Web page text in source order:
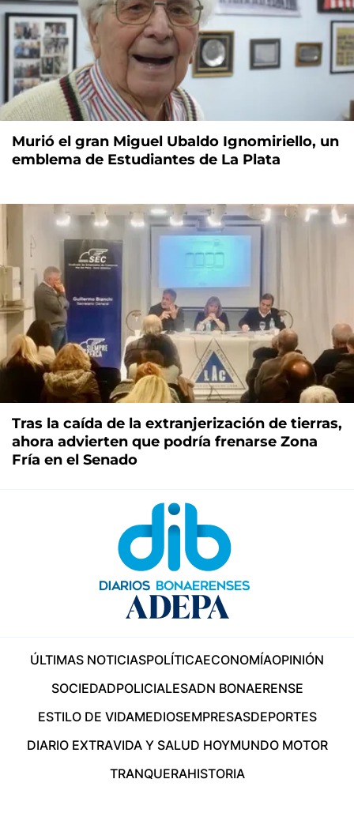
Murió el gran Miguel Ubaldo Ignomiriello, un
emblema de Estudiantes de La Plata
Tras la caída de la extranjerización de tierras,
ahora advierten que podría frenarse Zona
Fría en el Senado
ÚLTIMAS NOTICIASPOLÍTICAECONOMÍAOPINIÓN
SOCIEDADPOLICIALESADN BONAERENSE
ESTILO DE VIDAMEDIOSEMPRESASDEPORTES
DIARIO EXTRAVIDA Y SALUD HOYMUNDO MOTOR
TRANQUERAHISTORIA